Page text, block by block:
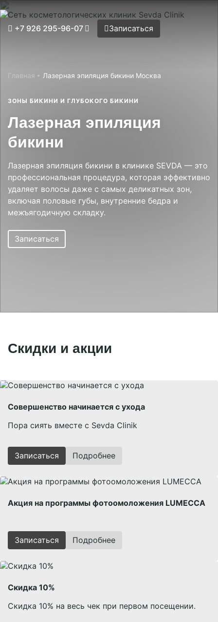
+7 926 295-96-07 Записаться
Записаться
Услуги
Инъекционная косметология
Эстетическая косметология
Массажи
Консультация специалистов
Решение проблем
Клиники
Вакансии
Юридическая информация
г. Москва, м. Маяковская
До/после
Контакты
+7 926 295-96-07
Главная Лазерная эпиляция бикини Москва
ЗОНЫ БИКИНИ И ГЛУБОКОГО БИКИНИ
Лазерная эпиляция
бикини
Лазерная эпиляция бикини в клинике SEVDA — это
профессиональная процедура, которая эффективно
удаляет волосы даже с самых деликатных зон,
включая половые губы, внутренние бедра и
межъягодичную складку.
Записаться
Скидки и акции
Совершенство начинается с ухода
Пора сиять вместе с Sevda Clinik
Записаться Подробнее
Акция на программы фотоомоложения LUMECCA
Записаться Подробнее
Скидка 10%
Скидка 10% на весь чек при первом посещении.
Применить